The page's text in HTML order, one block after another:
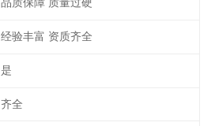
经验丰富 资质齐全
是
齐全